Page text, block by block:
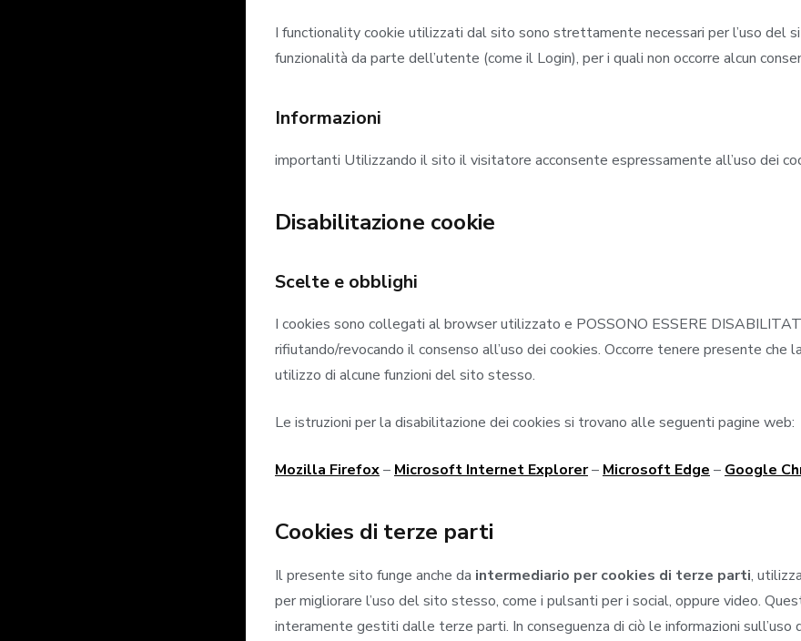
I functionality cookie utilizzati dal sito sono strettamente necessari per l’uso del
funzionalità da parte dell’utente (come il Login), per i quali non occorre alcun
Informazioni
importanti Utilizzando il sito il visitatore acconsente espressamente all’uso dei
Disabilitazione cookie
Scelte e obblighi
I cookies sono collegati al browser utilizzato e POSSONO ESSERE
rifiutando/revocando il consenso all’uso dei cookies. Occorre tenere presente
utilizzo di alcune funzioni del sito stesso.
Le istruzioni per la disabilitazione dei cookies si trovano alle seguenti pagine web:
Mozilla Firefox– Microsoft Internet Explorer– Microsoft Edge – Google
Cookies di terze parti
Il presente sito funge anche da intermediario per cookies di terze parti,
per migliorare l’uso del sito stesso, come i pulsanti per i social, oppure video.
interamente gestiti dalle terze parti. In conseguenza di ciò le informazioni